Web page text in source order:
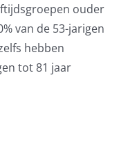
ouder
van de 53-jarigen
hebben
tot 81 jaar